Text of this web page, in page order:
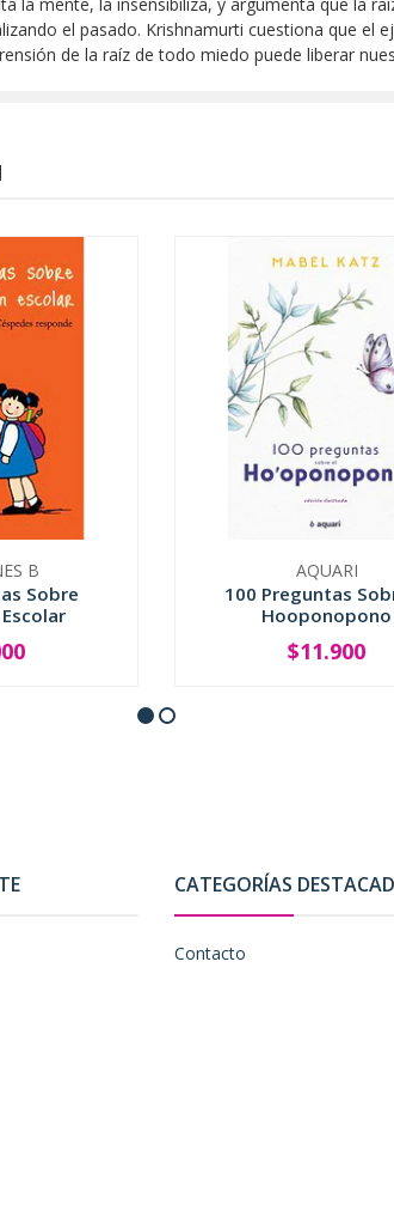
el pasado. Krishnamurti cuestiona que el
de la raíz de todo miedo puede liberar
B
Sobre
+
AQUARI
100 Preguntas
Hooponopono
+
$11.900
CATEGORÍAS
Contacto